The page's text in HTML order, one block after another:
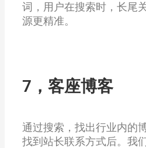
词，用户在搜索时，长尾
源更精准。
7，客座博客
通过搜索，找出行业内的
找到站长联系方式后。我